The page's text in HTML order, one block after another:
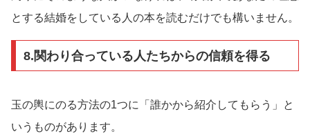
とする結婚をしている人の本を読むだけでも構いません。
8.関わり合っている人たちからの信頼を得る
玉の輿にのる方法の1つに「誰かから紹介してもらう」と
いうものがあります。